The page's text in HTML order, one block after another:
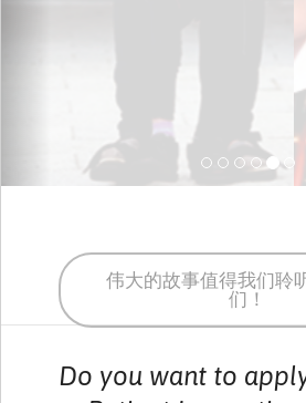
伟大的故事值得我们聆
们！
Do you want to